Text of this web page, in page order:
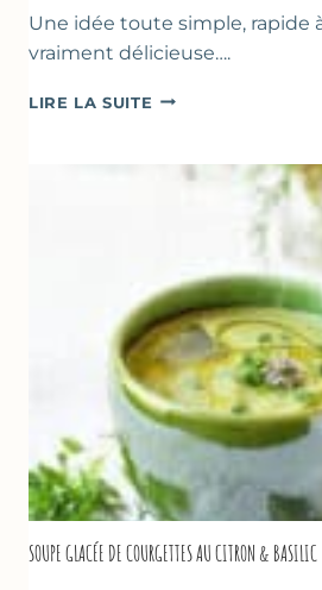
Une idée toute simple, rapide
vraiment délicieuse….
LIRE LA SUITE ABRICOTS
D’ORANGER
SOUPE GLACÉE DE COURGETTES AU CITRON & BASILIC